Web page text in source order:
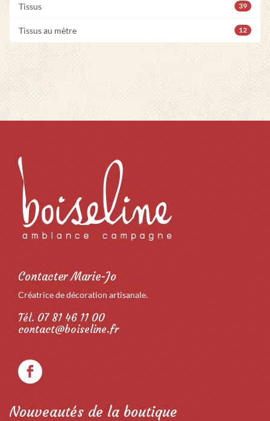
Tissus 39
Tissus au mètre 12
Contacter Marie-Jo
Créatrice de décoration artisanale.
Tél. 07 81 46 11 00
contact@boiseline.fr
Nouveautés de la boutique